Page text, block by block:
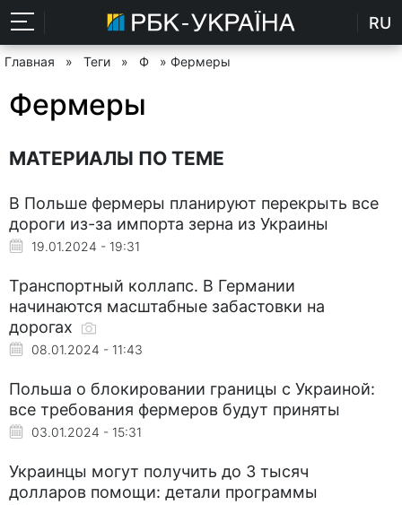
RU
Главная » Теги » Ф » Фермеры
Фермеры
МАТЕРИАЛЫ ПО ТЕМЕ
В Польше фермеры планируют перекрыть все
дороги из-за импорта зерна из Украины
19.01.2024 - 19:31
Транспортный коллапс. В Германии
начинаются масштабные забастовки на
дорогах
08.01.2024 - 11:43
Польша о блокировании границы с Украиной:
все требования фермеров будут приняты
03.01.2024 - 15:31
Украинцы могут получить до 3 тысяч
долларов помощи: детали программы